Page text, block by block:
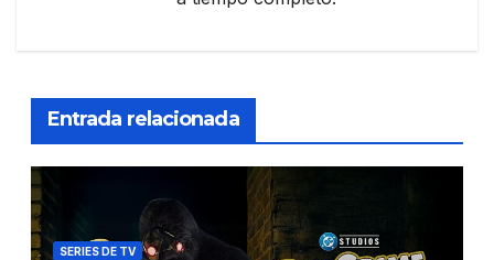
Entrada relacionada
SERIES DE TV